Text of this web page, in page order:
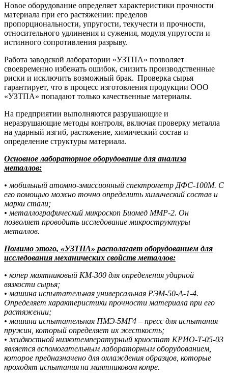
Новое оборудование определяет характеристики прочности
материала при его растяжении: пределов
пропорциональности, упругости, текучести и прочности,
относительного удлинения и сужения, модуля упругости и
истинного сопротивления разрыву.
Работа заводской лаборатории «УЗТПА» позволяет
своевременно избежать ошибок, снизить производственные
риски и исключить возможный брак. Проверка сырья
гарантирует, что в процесс изготовления продукции ООО
«УЗТПА» попадают только качественные материалы.
На предприятии выполняются разрушающие и
неразрушающие методы контроля, включая проверку металла
на ударный изгиб, растяжение, химический состав и
определение структуры материала.
Основное лабораторное оборудование для анализа
металлов:
• мобильный атомно-эмиссионный спектрометр ДФС-100М. С
его помощью можно точно определить химический состав и
марки стали;
• металлографический микроскоп Биомед ММР-2. Он
позволяет проводить исследование микроструктуры
металлов.
Помимо этого, «УЗТПА» располагает оборудованием для
исследования механических свойств металлов:
• копер маятниковый КМ-300 для определения ударной
вязкости сырья;
• машина испытательная универсальная РЭМ-50-А-1-4.
Определяет характеристики прочности материала при его
растяжении;
• машина испытательная ПМЭ-5МГ4 – пресс для испытания
пружин, который определяет их жесткость;
• жидкостной низкотемпературный криостат КРИО-Т-05-03
является вспомогательным лабораторным оборудованием,
которое предназначено для охлаждения образцов, которые
проходят испытания на маятниковом копре.